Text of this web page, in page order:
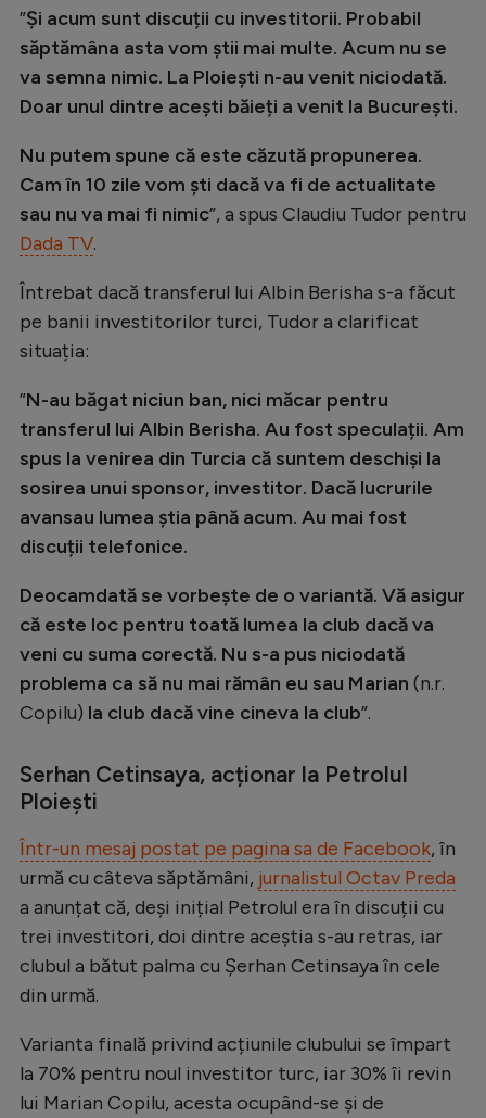
Tenis
Formula 1
Auto
Rugby
Alte sporturi
JO 2024
JO 2026
Intră în cont
Creează cont
”Și acum sunt discuții cu investitorii. Probabil
săptămâna asta vom știi mai multe. Acum nu se
va semna nimic. La Ploiești n-au venit niciodată.
Doar unul dintre acești băieți a venit la București.
Nu putem spune că este căzută propunerea.
Cam în 10 zile vom ști dacă va fi de actualitate
sau nu va mai fi nimic”, a spus Claudiu Tudor pentru
Dada TV.
Întrebat dacă transferul lui Albin Berisha s-a făcut
pe banii investitorilor turci, Tudor a clarificat
situația:
”N-au băgat niciun ban, nici măcar pentru
transferul lui Albin Berisha. Au fost speculații. Am
spus la venirea din Turcia că suntem deschiși la
sosirea unui sponsor, investitor. Dacă lucrurile
avansau lumea știa până acum. Au mai fost
discuții telefonice.
Deocamdată se vorbește de o variantă. Vă asigur
că este loc pentru toată lumea la club dacă va
veni cu suma corectă. Nu s-a pus niciodată
problema ca să nu mai rămân eu sau Marian (n.r.
Copilu) la club dacă vine cineva la club”.
Serhan Cetinsaya, acționar la Petrolul
Ploiești
Într-un mesaj postat pe pagina sa de Facebook, în
urmă cu câteva săptămâni, jurnalistul Octav Preda
a anunțat că, deși inițial Petrolul era în discuții cu
trei investitori, doi dintre aceștia s-au retras, iar
clubul a bătut palma cu Șerhan Cetinsaya în cele
din urmă.
Varianta finală privind acțiunile clubului se împart
la 70% pentru noul investitor turc, iar 30% îi revin
lui Marian Copilu, acesta ocupând-se și de